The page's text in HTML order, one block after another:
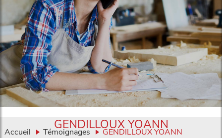
Accueil Témoignages GENDILLOUX YOANN
GENDILLOUX YOANN